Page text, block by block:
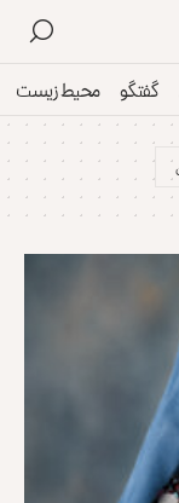
گفتگو محیط زیست